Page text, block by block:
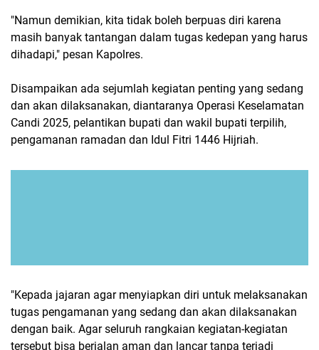
"Namun demikian, kita tidak boleh berpuas diri karena
masih banyak tantangan dalam tugas kedepan yang harus
dihadapi," pesan Kapolres.
Disampaikan ada sejumlah kegiatan penting yang sedang
dan akan dilaksanakan, diantaranya Operasi Keselamatan
Candi 2025, pelantikan bupati dan wakil bupati terpilih,
pengamanan ramadan dan Idul Fitri 1446 Hijriah.
"Kepada jajaran agar menyiapkan diri untuk melaksanakan
tugas pengamanan yang sedang dan akan dilaksanakan
dengan baik. Agar seluruh rangkaian kegiatan-kegiatan
tersebut bisa berjalan aman dan lancar tanpa terjadi